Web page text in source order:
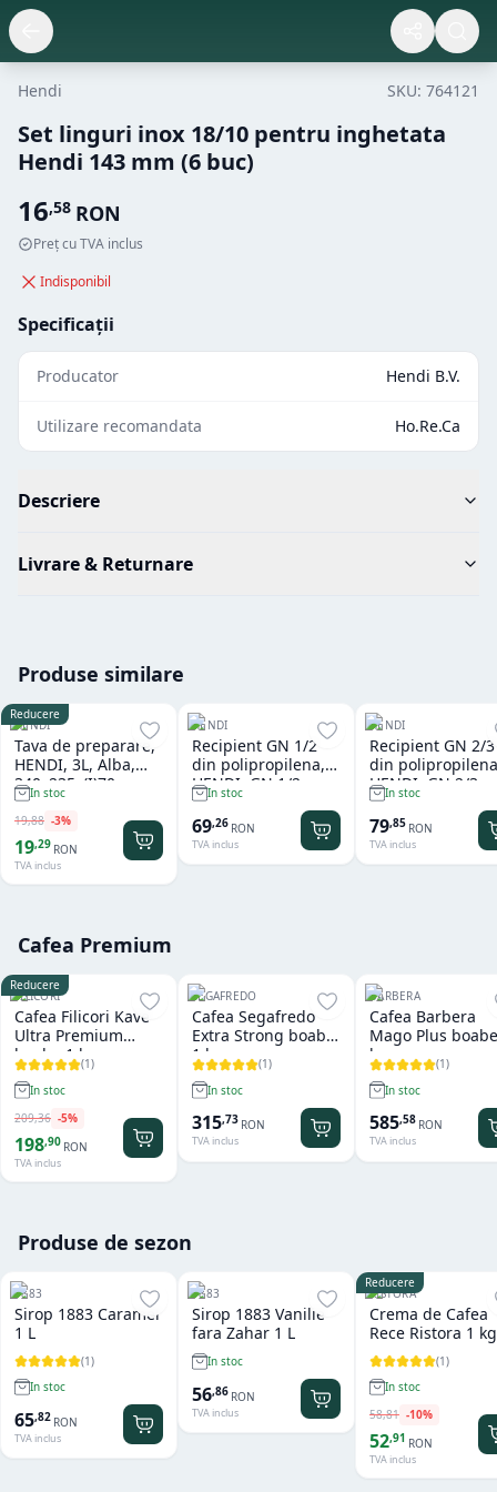
Hendi SKU: 764121
Set linguri inox 18/10 pentru inghetata
Hendi 143 mm (6 buc)
16,58 RON
Preț cu TVA inclus
Indisponibil
Specificații
Producator Hendi B.V.
Utilizare recomandata Ho.Re.Ca
Descriere
Livrare & Returnare
Produse similare
Reducere
HENDI
Tava de preparare,
HENDI, 3L, Alba,
340x235x(I)70mm,
Dreptunghiulara
In stoc
19,88 -3%
19,29 RON
TVA inclus
HENDI
Recipient GN 1/2
din polipropilena,
HENDI, GN 1/2,
12,5L, Transparent,
325x265x(H)200mm,
Dreptunghiular
In stoc
69,26 RON
TVA inclus
HENDI
Recipient GN 2/3
din
HENDI, GN 2/3,
13,5L,
Dreptunghiular
In stoc
79,85 RON
TVA inclus
Cafea Premium
Reducere
FILICORI
Cafea Filicori Kave
Ultra Premium
boabe 1 kg
(1)
In stoc
209,36 -5%
198,90 RON
TVA inclus
SEGAFREDO
Cafea Segafredo
Extra Strong boabe
1 kg
(1)
In stoc
315,73 RON
TVA inclus
BARBERA
Cafea Barbera
Mago Plus
kg
(1)
In stoc
585,58 RON
TVA inclus
Produse de sezon
1883
Sirop 1883 Caramel
1 L
(1)
In stoc
65,82 RON
TVA inclus
1883
Sirop 1883 Vanilie
fara Zahar 1 L
In stoc
56,86 RON
TVA inclus
Reducere
RISTORA
Crema de Cafea
Rece Ristora 1 kg
(1)
In stoc
58,81 -10%
52,91 RON
TVA inclus